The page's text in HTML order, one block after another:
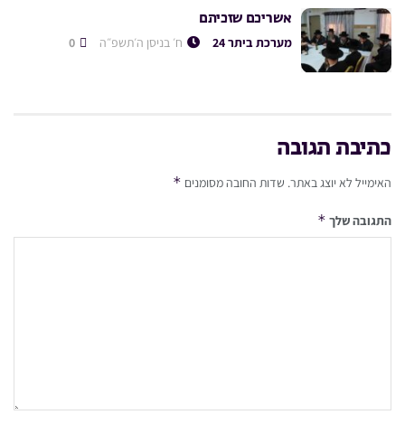
אשריכם שזכיתם
מערכת ביתר 24 ח׳ בניסן ה׳תשפ״ה
כתיבת תגובה
האימייל לא יוצג באתר. שדות החובה מסומנים *
התגובה שלך *